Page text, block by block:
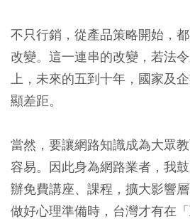
不只行銷，從產品策略開始，
改變。這一連串的改變，若法
上，未來的五到十年，國家及
顯差距。
當然，要讓網路知識成為大眾
容易。因此身為網路業者，我
辦免費講座、課程，擴大影響
做好心理準備時，台灣才有在